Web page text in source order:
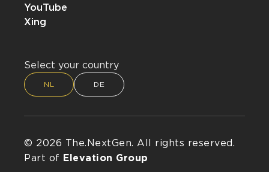
YouTube
Xing
Select your country
NL DE
© 2026 The.NextGen. All rights reserved.
Part of Elevation Group